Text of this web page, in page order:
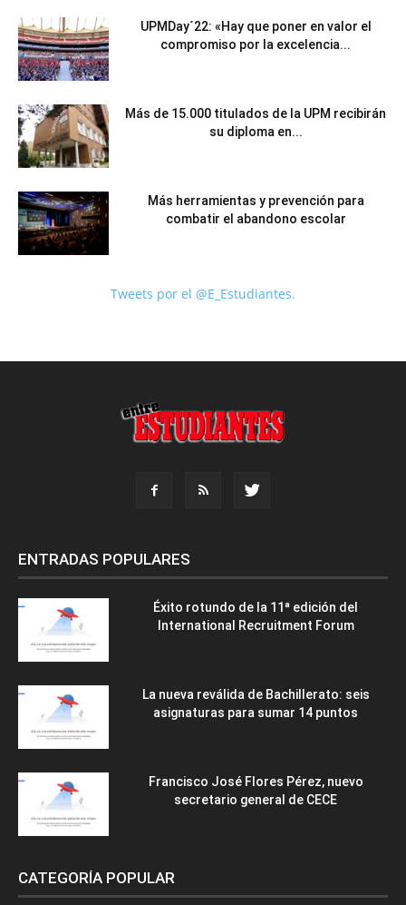
UPMDay´22: «Hay que poner en valor el
compromiso por la excelencia...
Más de 15.000 titulados de la UPM recibirán
su diploma en...
Más herramientas y prevención para
combatir el abandono escolar
Tweets por el @E_Estudiantes.
ENTRADAS POPULARES
Éxito rotundo de la 11ª edición del
International Recruitment Forum
La nueva reválida de Bachillerato: seis
asignaturas para sumar 14 puntos
Francisco José Flores Pérez, nuevo
secretario general de CECE
CATEGORÍA POPULAR